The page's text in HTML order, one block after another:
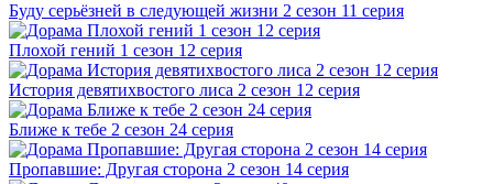
Буду серьёзней в следующей жизни 2 сезон 11 серия
Плохой гений 1 сезон 12 серия
История девятихвостого лиса 2 сезон 12 серия
Ближе к тебе 2 сезон 24 серия
Пропавшие: Другая сторона 2 сезон 14 серия